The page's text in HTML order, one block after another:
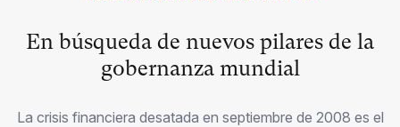
En búsqueda de nuevos pilares de la
gobernanza mundial
La crisis financiera desatada en septiembre de 2008 es el